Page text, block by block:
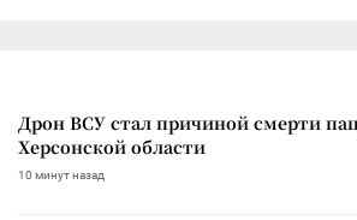
Дрон ВСУ стал причиной смерти
Херсонской области
10 минут назад